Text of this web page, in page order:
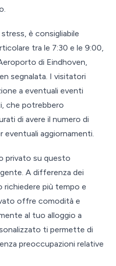
è consigliabile
tra le 7:30 e le 9:00,
di Eindhoven,
segnalata. I visitatori
a eventuali eventi
che potrebbero
di avere il numero di
aggiornamenti.
privato su questo
A differenza dei
richiedere più tempo e
offre comodità e
al tuo alloggio a
ti permette di
preoccupazioni relative